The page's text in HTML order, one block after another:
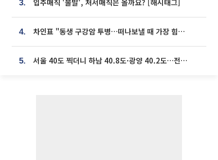
3. 입추매직 '불발', 처서매직은 올까요? [해시태그]
4. 차인표 "동생 구강암 투병…떠나보낼 때 가장 힘들었다”
5. 서울 40도 찍더니 하남 40.8도·광양 40.2도…전국 '펄펄'